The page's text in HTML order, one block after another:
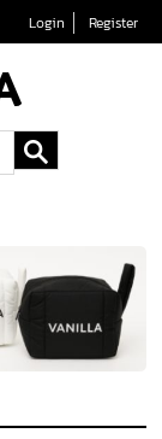
Login Register